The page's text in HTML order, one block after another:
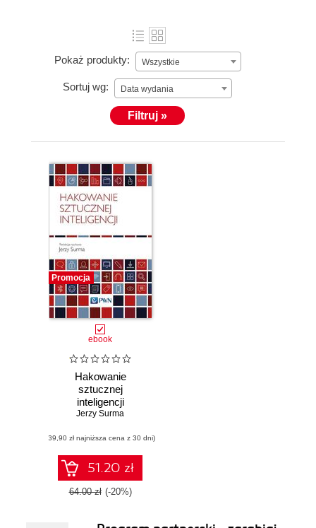
Pokaż produkty: Wszystkie
Sortuj wg: Data wydania
Filtruj »
Promocja
ebook
Hakowanie
sztucznej
inteligencji
Jerzy Surma
(39,90 zł najniższa cena z 30 dni)
51.20 zł
64.00 zł (-20%)